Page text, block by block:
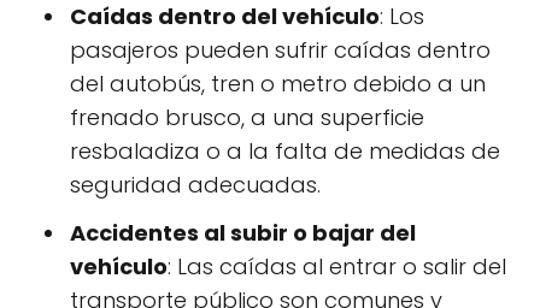
Caídas dentro del vehículo: Los
pasajeros pueden sufrir caídas dentro
del autobús, tren o metro debido a un
frenado brusco, a una superficie
resbaladiza o a la falta de medidas de
seguridad adecuadas.
Accidentes al subir o bajar del
vehículo: Las caídas al entrar o salir del
transporte público son comunes y